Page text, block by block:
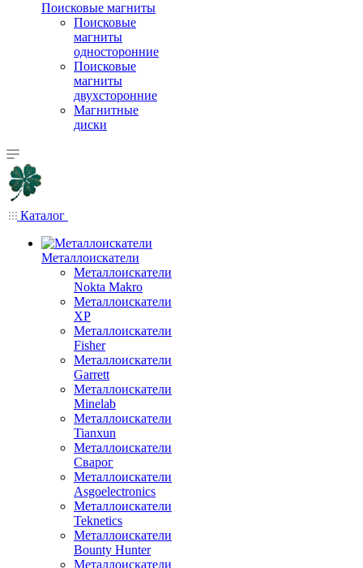
Поисковые магниты
Поисковые
магниты
односторонние
Поисковые
магниты
двухсторонние
Магнитные
диски
Каталог
Металлоискатели
Металлоискатели
Nokta Makro
Металлоискатели
XP
Металлоискатели
Fisher
Металлоискатели
Garrett
Металлоискатели
Minelab
Металлоискатели
Tianxun
Металлоискатели
Сварог
Металлоискатели
Asgoelectronics
Металлоискатели
Teknetics
Металлоискатели
Bounty Hunter
Металлоискатели